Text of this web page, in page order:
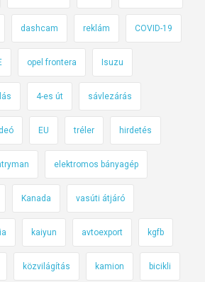
z
p
e
É
s
h
o
g
k
dashcam reklám COVID-19
opel frontera Isuzu
4-es út sávlezárás
EU tréler hirdetés
elektromos bányagép
Kanada vasúti átjáró
kaiyun avtoexport kgfb
közvilágítás kamion bicikli